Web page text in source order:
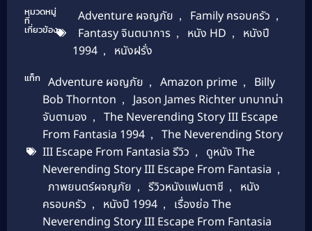
หมวดหมู่
ที่
เกี่ยวข้อง
Adventure ผจญภัย , Family ครอบครัว ,
Fantasy จินตนาการ , หนัง HD ,
หนังปี
1994 , หนังฝรั่ง
แท็ก Adventure ผจญภัย , Amazon prime ,
Billy
Bob Thornton ,
Jason James Richter บทบาทน่า
จับตามอง ,
The Neverending Story III Escape
From Fantasia 1994 ,
The Neverending Story
III Escape From Fantasia รีวิว ,
ดูหนัง The
Neverending Story III Escape From Fantasia ,
ภาพยนตร์ผจญภัย , รีวิวหนังแฟนตาซี ,
หนัง
ครอบครัว , หนังปี 1994 ,
เรื่องย่อ The
Neverending Story III Escape From Fantasia